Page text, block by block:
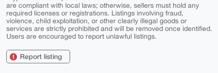
are compliant with local laws; otherwise, sellers must hold any
required licenses or registrations. Listings involving fraud,
violence, child exploitation, or other clearly illegal goods or
services are strictly prohibited and will be removed once identified.
Users are encouraged to report unlawful listings.
Report listing